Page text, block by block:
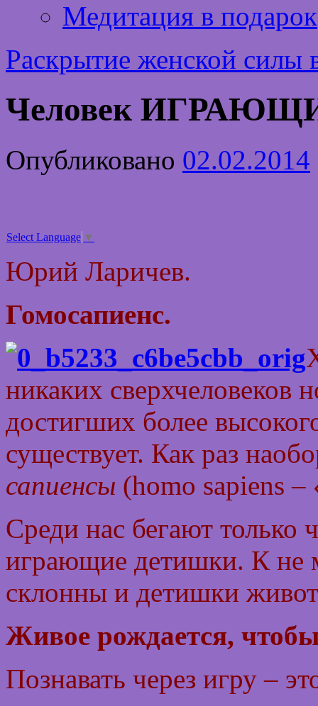
Медитация в подарок
Раскрытие женской силы
Человек
Опубликовано 02.02.2014
Select Language ▼
Юрий Ларичев.
Гомосапиенс.
никаких сверхчеловеков
достигших более
существует. Как раз
сапиенсы (homo sapiens –
Среди нас бегают только
играющие детишки. К не
склонны и детишки
Живое рождается,
Познавать через игру –